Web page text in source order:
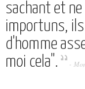
sachant et
importuns, ils
d'homme
moi cela".
-